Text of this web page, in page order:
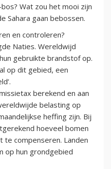
Wat zou het mooi zijn
Sahara gaan bebossen.
en controleren?
Naties. Wereldwijd
gebruikte brandstof op.
op dit gebied, een
berekend en aan
belasting op
heffing zijn. Bij
hoeveel bomen
compenseren. Landen
op hun grondgebied